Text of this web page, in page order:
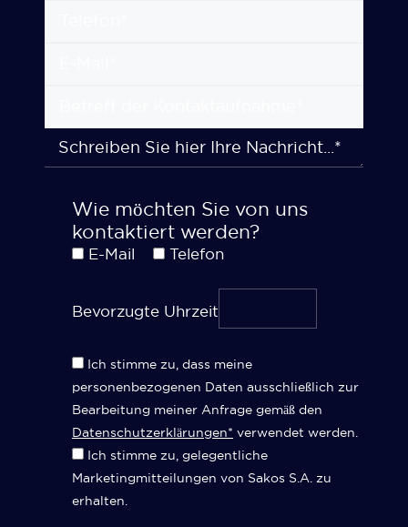
Wie möchten Sie von uns
kontaktiert werden?
E-Mail Telefon
Bevorzugte Uhrzeit
Ich stimme zu, dass meine
personenbezogenen Daten ausschließlich zur
Bearbeitung meiner Anfrage gemäß den
Datenschutzerklärungen* verwendet werden.
Ich stimme zu, gelegentliche
Marketingmitteilungen von Sakos S.A. zu
erhalten.